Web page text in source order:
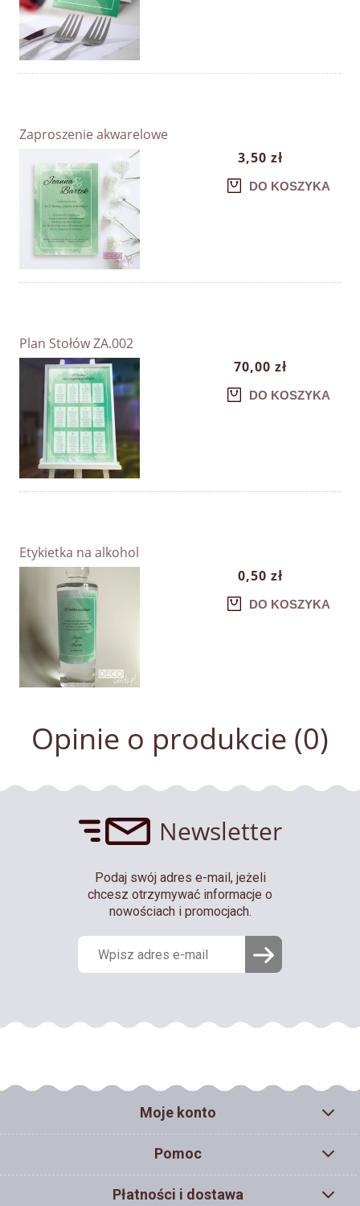
Zaproszenie akwarelowe
3,50 zł
DO KOSZYKA
Plan Stołów ZA.002
70,00 zł
DO KOSZYKA
Etykietka na alkohol
0,50 zł
DO KOSZYKA
Opinie o produkcie (0)
Newsletter
Podaj swój adres e-mail, jeżeli
chcesz otrzymywać informacje o
nowościach i promocjach.
Moje konto
Pomoc
Płatności i dostawa